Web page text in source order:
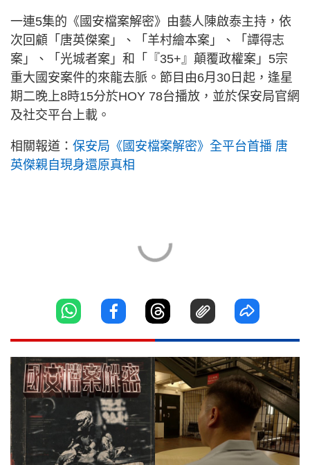
一連5集的《國安檔案解密》由藝人陳啟泰主持，依
次回顧「唐英傑案」、「羊村繪本案」、「譚得志
案」、「光城者案」和「『35+』顛覆政權案」5宗
重大國安案件的來龍去脈。節目由6月30日起，逢星
期二晚上8時15分於HOY 78台播放，並於保安局官網
及社交平台上載。
相關報道： 保安局《國安檔案解密》全平台首播 唐
英傑親自現身還原真相